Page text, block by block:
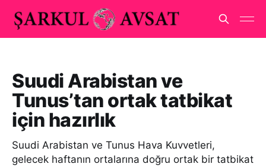
Suudi Arabistan ve
Tunus’tan ortak tatbikat
için hazırlık
Suudi Arabistan ve Tunus Hava Kuvvetleri,
gelecek haftanın ortalarına doğru ortak bir tatbikat